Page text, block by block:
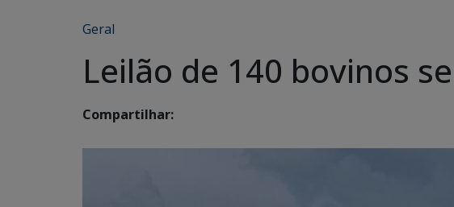
Geral
Leilão de 140 bovinos
Compartilhar: